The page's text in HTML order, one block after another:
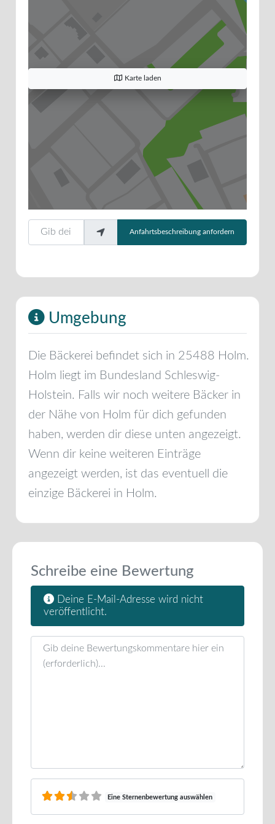
Karte laden
Gib deinen Standort ein.
Anfahrtsbeschreibung anfordern
Umgebung
Die Bäckerei befindet sich in 25488 Holm.
Holm liegt im Bundesland Schleswig-
Holstein. Falls wir noch weitere Bäcker in
der Nähe von Holm für dich gefunden
haben, werden dir diese unten angezeigt.
Wenn dir keine weiteren Einträge
angezeigt werden, ist das eventuell die
einzige Bäckerei in Holm.
Schreibe eine Bewertung
Deine E-Mail-Adresse wird nicht
veröffentlicht.
Rezensionstext
Eine Sternenbewertung auswählen